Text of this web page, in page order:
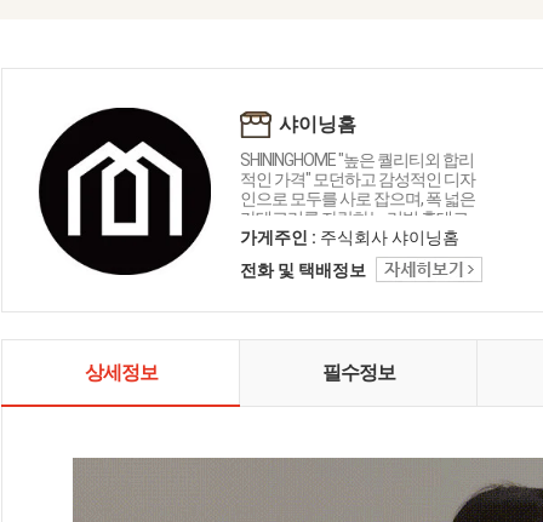
샤이닝홈
SHININGHOME "높은 퀄리티외 합리
적인 가격" 모던하고 감성적인 디자
인으로 모두를 사로 잡으며, 폭 넓은
카테고리를 자랑하는 리빙 홈데코
인테리어 샤이닝홈입니다.
가게주인 : 주식회사 샤이닝홈
전화 및 택배정보
상세정보 필수정보